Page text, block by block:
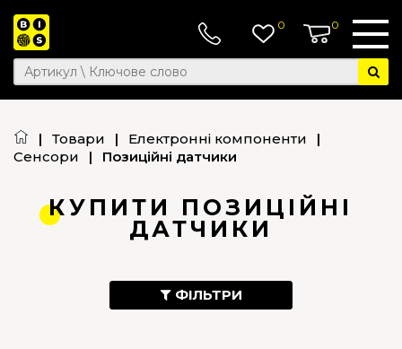
0 0
| Товари | Електронні компоненти
|
Сенсори
| Позиційні датчики
КУПИТИ ПОЗИЦІЙНІ
ДАТЧИКИ
ФІЛЬТРИ